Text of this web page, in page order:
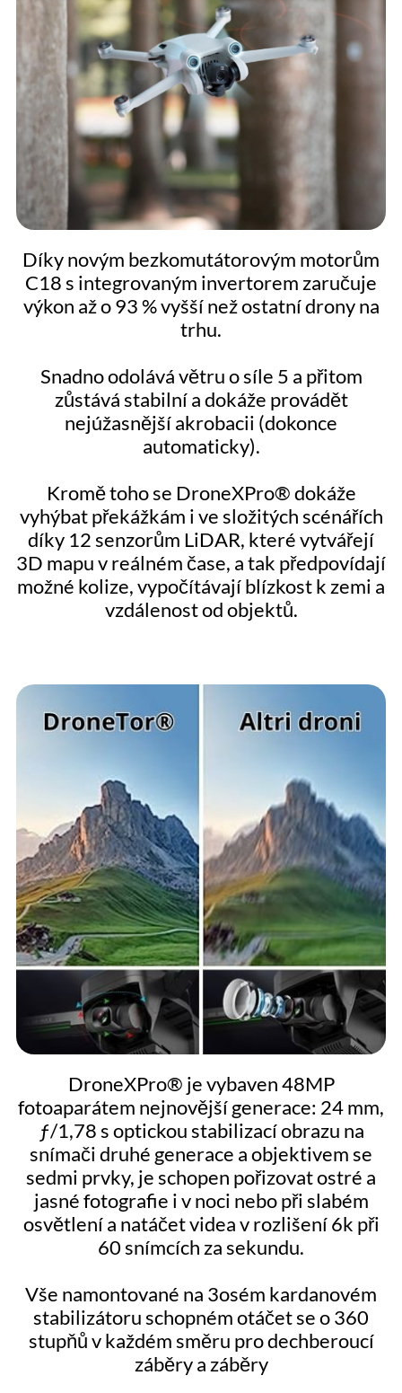
Díky novým bezkomutátorovým motorům
C18 s integrovaným invertorem zaručuje
výkon až o 93 % vyšší než ostatní drony na
trhu.
Snadno odolává větru o síle 5 a přitom
zůstává stabilní a dokáže provádět
nejúžasnější akrobacii (dokonce
automaticky).
Kromě toho se DroneXPro® dokáže
vyhýbat překážkám i ve složitých scénářích
díky 12 senzorům LiDAR, které vytvářejí
3D mapu v reálném čase, a tak předpovídají
možné kolize, vypočítávají blízkost k zemi a
vzdálenost od objektů.
DroneXPro® je vybaven 48MP
fotoaparátem nejnovější generace: 24 mm,
ƒ/1,78 s optickou stabilizací obrazu na
snímači druhé generace a objektivem se
sedmi prvky, je schopen pořizovat ostré a
jasné fotografie i v noci nebo při slabém
osvětlení a natáčet videa v rozlišení 6k při
60 snímcích za sekundu.
Vše namontované na 3osém kardanovém
stabilizátoru schopném otáčet se o 360
stupňů v každém směru pro dechberoucí
záběry a záběry